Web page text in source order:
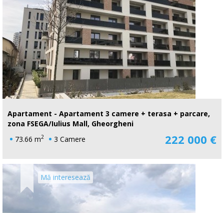
Apartament - Apartament 3 camere + terasa + parcare,
zona FSEGA/Iulius Mall, Gheorgheni
73.66 m2 3 Camere 222 000 €
Mă interesează